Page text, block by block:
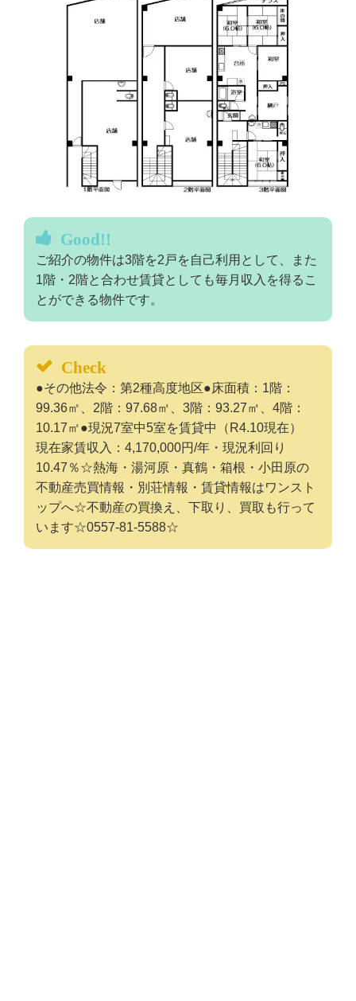
Good!!
ご紹介の物件は3階を2戸を自己利用として、また
1階・2階と合わせ賃貸としても毎月収入を得るこ
とができる物件です。
Check
●その他法令：第2種高度地区●床面積：1階：
99.36㎡、2階：97.68㎡、3階：93.27㎡、4階：
10.17㎡●現況7室中5室を賃貸中（R4.10現在）
現在家賃収入：4,170,000円/年・現況利回り
10.47％☆熱海・湯河原・真鶴・箱根・小田原の
不動産売買情報・別荘情報・賃貸情報はワンスト
ップへ☆不動産の買換え、下取り、買取も行って
います☆0557-81-5588☆